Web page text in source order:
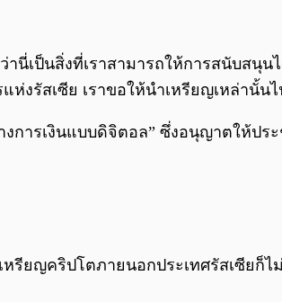
นี่เป็นสิ่งที่เราสามารถให้การสนับสนุ
งรัสเซีย เราขอให้นำเหรียญเหล่านั้น
การเงินแบบดิจิตอล” ซึ่งอนุญาตให้ปร
หรียญคริปโตภายนอกประเทศรัสเซีย